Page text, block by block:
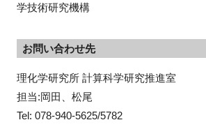
学技術研究機構
お問い合わせ先
理化学研究所 計算科学研究推進室
担当:岡田、松尾
Tel: 078-940-5625/5782